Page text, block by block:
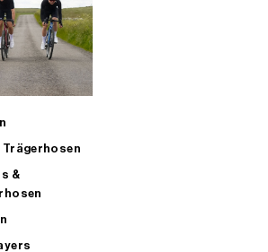
Trägerhosen
&
FÜR MÄNNER KAUFEN